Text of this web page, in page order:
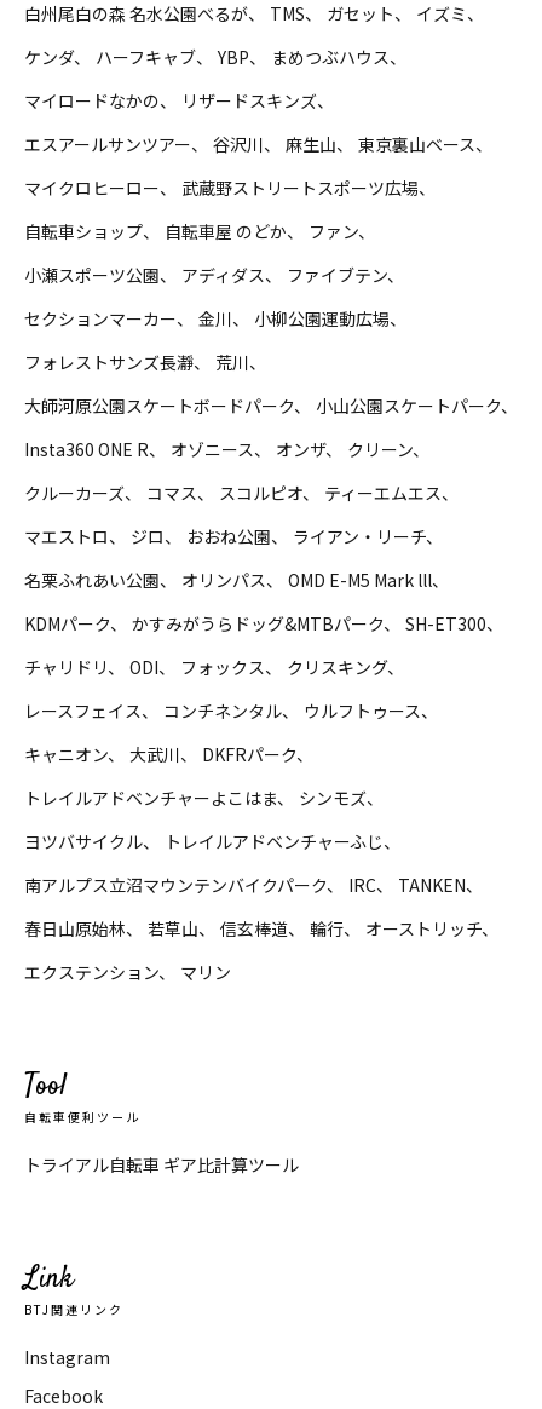
白州尾白の森 名水公園べるが
TMS ガセット
イズミ
ケンダ
ハーフキャブ YBP
まめつぶハウス
マイロードなかの
リザードスキンズ
エスアールサンツアー
谷沢川 麻生山
東京裏山ベース
マイクロヒーロー
武蔵野ストリートスポーツ広場
自転車ショップ
自転車屋 のどか
ファン
小瀬スポーツ公園
アディダス
ファイブテン
セクションマーカー
金川
小柳公園運動広場
フォレストサンズ長瀞
荒川
大師河原公園スケートボードパーク
小山公園スケートパーク
Insta360 ONE R
オゾニース オンザ
クリーン
クルーカーズ
コマス スコルピオ
ティーエムエス
マエストロ
ジロ おおね公園
ライアン・リーチ
名栗ふれあい公園
オリンパス
OMD E-M5 Mark lll
KDMパーク
かすみがうらドッグ&MTBパーク
SH-ET300
チャリドリ
ODI フォックス
クリスキング
レースフェイス
コンチネンタル
ウルフトゥース
キャニオン
大武川
DKFRパーク
トレイルアドベンチャーよこはま
シンモズ
ヨツバサイクル
トレイルアドベンチャーふじ
南アルプス立沼マウンテンバイクパーク
IRC
TANKEN
春日山原始林
若草山 信玄棒道 輪行
オーストリッチ
エクステンション
マリン
Tool
自転車便利ツール
トライアル自転車 ギア比計算ツール
Link
BTJ関連リンク
Instagram
Facebook